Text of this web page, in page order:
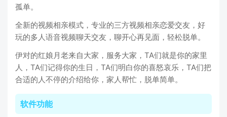
孤单。
全新的视频相亲模式，专业的三方视频相亲恋爱交友，好
玩的多人语音视频聊天交友，聊开心再见面，轻松脱单。
伊对的红娘月老来自大家，服务大家，TA们就是你的家里
人，TA们记得你的生日，TA们明白你的喜怒哀乐，TA们把
合适的人不停的介绍给你，家人帮忙，脱单简单。
软件功能